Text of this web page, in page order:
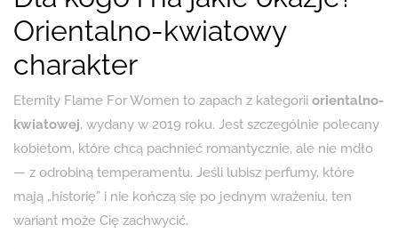
Orientalno-kwiatowy
charakter
Eternity Flame For Women to zapach z kategorii orientalno-
kwiatowej, wydany w 2019 roku. Jest szczególnie polecany
kobietom, które chcą pachnieć romantycznie, ale nie mdło
— z odrobiną temperamentu. Jeśli lubisz perfumy, które
mają „historię” i nie kończą się po jednym wrażeniu, ten
wariant może Cię zachwycić.